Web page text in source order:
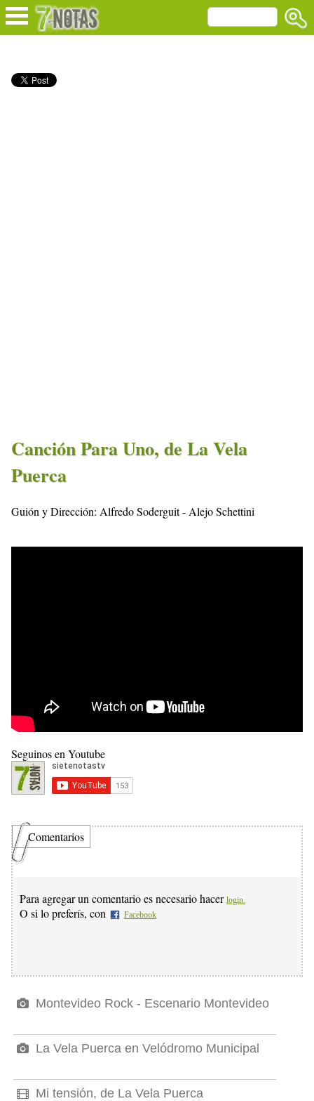
Canción Para Uno, de La Vela
Puerca
Guión y Dirección: Alfredo Soderguit - Alejo Schettini
Seguinos en Youtube
Comentarios
Para agregar un comentario es necesario hacer login.
O si lo preferís, con Facebook
Montevideo Rock - Escenario Montevideo
La Vela Puerca en Velódromo Municipal
Mi tensión, de La Vela Puerca